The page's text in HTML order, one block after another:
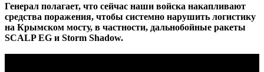
Генерал полагает, что сейчас наши войска накапливают
средства поражения, чтобы системно нарушить логистику
на Крымском мосту, в частности, дальнобойные ракеты
SCALP EG и Storm Shadow.